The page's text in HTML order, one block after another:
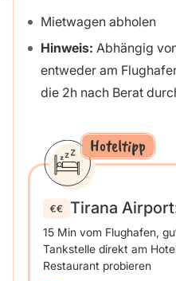
Mietwagen abholen
Hinweis: Abhängig
entweder am
die 2h nach Berat
Hoteltipp
Tirana
15 Min vom Flughafen,
Tankstelle direkt am
Restaurant probieren